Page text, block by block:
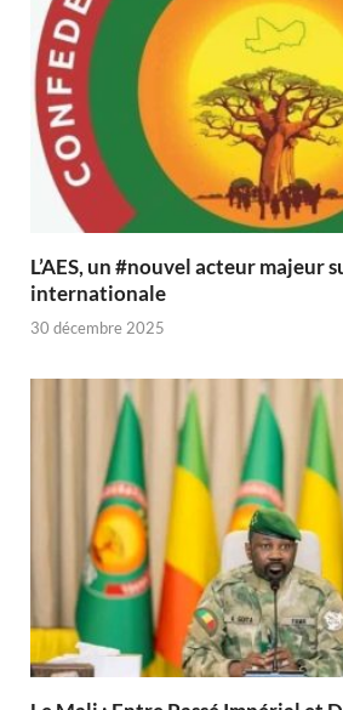
L’AES, un #nouvel acteur majeur
internationale
30 décembre 2025